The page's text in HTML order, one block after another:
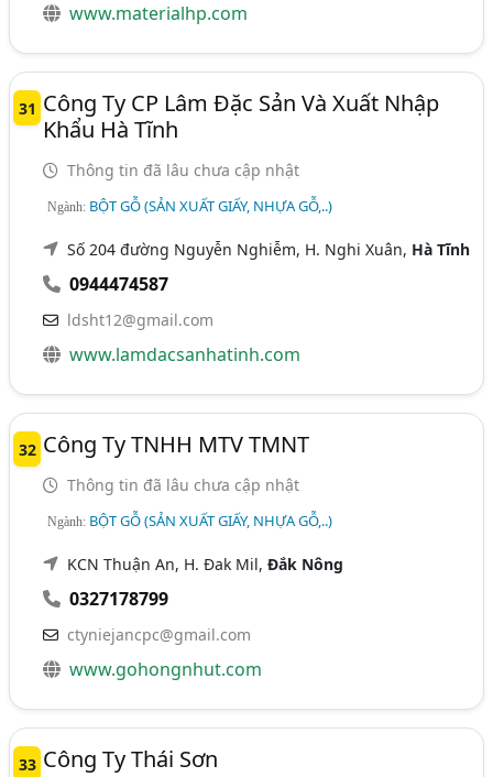
www.materialhp.com
31 Công Ty CP Lâm Đặc Sản Và Xuất Nhập
Khẩu Hà Tĩnh
Thông tin đã lâu chưa cập nhật
Ngành: BỘT GỖ (SẢN XUẤT GIẤY, NHỰA GỖ,..)
Số 204 đường Nguyễn Nghiễm, H. Nghi Xuân, Hà Tĩnh
0944474587
ldsht12@gmail.com
www.lamdacsanhatinh.com
32 Công Ty TNHH MTV TMNT
Thông tin đã lâu chưa cập nhật
Ngành: BỘT GỖ (SẢN XUẤT GIẤY, NHỰA GỖ,..)
KCN Thuận An, H. Đak Mil,Đắk Nông
0327178799
ctyniejancpc@gmail.com
www.gohongnhut.com
33 Công Ty Thái Sơn